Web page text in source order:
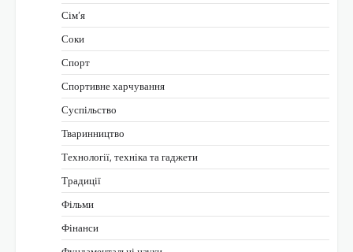
Сім’я
Соки
Спорт
Спортивне харчування
Суспільство
Тваринництво
Технології, техніка та гаджети
Традиції
Фільми
Фінанси